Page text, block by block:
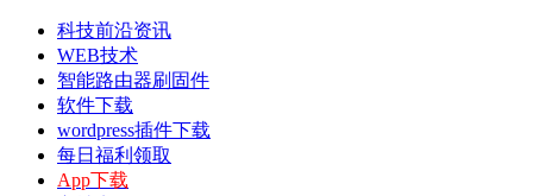
科技前沿资讯
WEB技术
智能路由器刷固件
软件下载
wordpress插件下载
每日福利领取
App下载